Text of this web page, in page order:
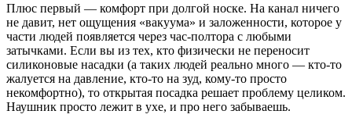
Плюс первый — комфорт при долгой носке. На канал ничего
не давит, нет ощущения «вакуума» и заложенности, которое у
части людей появляется через час-полтора с любыми
затычками. Если вы из тех, кто физически не переносит
силиконовые насадки (а таких людей реально много — кто-то
жалуется на давление, кто-то на зуд, кому-то просто
некомфортно), то открытая посадка решает проблему целиком.
Наушник просто лежит в ухе, и про него забываешь.